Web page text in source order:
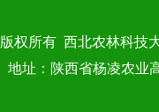
版权所有 西北农林科技
地址：陕西省杨凌农业